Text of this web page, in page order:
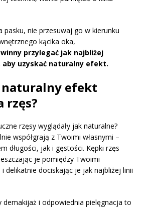
pasku, nie przesuwaj go w kierunku
kącika oka,
przylegać jak najbliżej
uzyskać naturalny efekt.
naturalny efekt
rzęs?
rzęsy wyglądały jak naturalne?
współgrają z Twoimi własnymi –
długości, jak i gęstości. Kępki rzęs
je pomiędzy Twoimi
delikatnie dociskając je jak najbliżej linii
demakijaż i odpowiednia pielęgnacja to